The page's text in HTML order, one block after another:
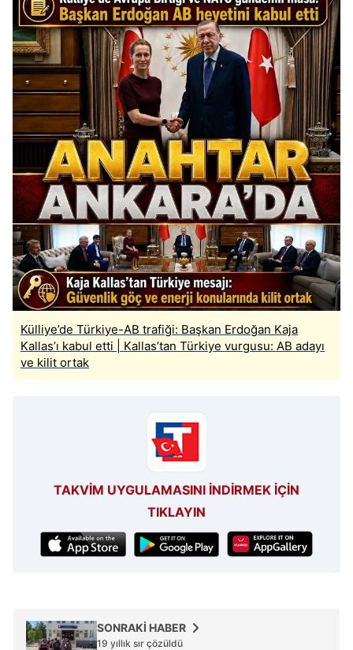
Külliye’de Türkiye-AB trafiği: Başkan Erdoğan Kaja
Kallas’ı kabul etti | Kallas’tan Türkiye vurgusu: AB adayı
ve kilit ortak
TAKVİM UYGULAMASINI İNDİRMEK İÇİN
TIKLAYIN
SONRAKİ HABER
19 yıllık sır çözüldü